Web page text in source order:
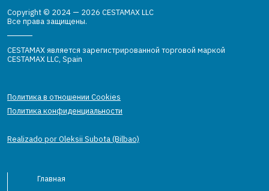
Copyright © 2024 — 2026 CESTAMAX LLC
Все права защищены.
CESTAMAX является зарегистрированной торговой маркой
CESTAMAX LLC, Spain
Политика в отношении Cookies
Политика конфиденциальности
Realizado por Oleksii Subota (Bilbao)
Главная